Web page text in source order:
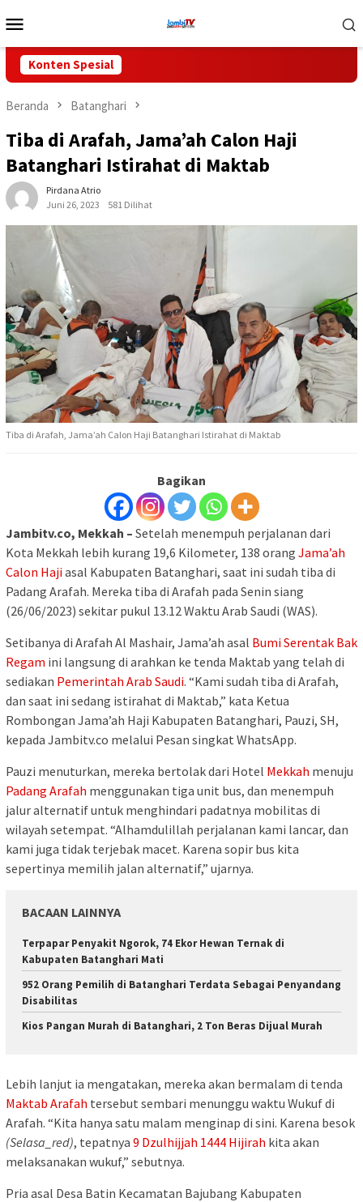
ke
Mobile
Konten Spesial
Beranda Batanghari
Tiba di Arafah, Jama’ah Calon Haji
Batanghari Istirahat di Maktab
Pirdana Atrio
Juni 26, 2023
581 Dilihat
Tiba di Arafah, Jama’ah Calon Haji Batanghari Istirahat di Maktab
Bagikan
Jambitv.co, Mekkah – Setelah menempuh perjalanan dari
Kota Mekkah lebih kurang 19,6 Kilometer, 138 orang Jama’ah
Calon Hajiasal Kabupaten Batanghari, saat ini sudah tiba di
Padang Arafah. Mereka tiba di Arafah pada Senin siang
(26/06/2023) sekitar pukul 13.12 Waktu Arab Saudi (WAS).
Setibanya di Arafah Al Mashair, Jama’ah asal Bumi Serentak Bak
Regam ini langsung di arahkan ke tenda Maktab yang telah di
sediakan Pemerintah Arab Saudi. “Kami sudah tiba di Arafah,
dan saat ini sedang istirahat di Maktab,” kata Ketua
Rombongan Jama’ah Haji Kabupaten Batanghari, Pauzi, SH,
kepada Jambitv.co melalui Pesan singkat WhatsApp.
Pauzi menuturkan, mereka bertolak dari Hotel Mekkah menuju
Padang Arafah menggunakan tiga unit bus, dan menempuh
jalur alternatif untuk menghindari padatnya mobilitas di
wilayah setempat. “Alhamdulillah perjalanan kami lancar, dan
kami juga tidak terjebak macet. Karena sopir bus kita
sepertinya memilih jalan alternatif,” ujarnya.
BACAAN LAINNYA
Terpapar Penyakit Ngorok, 74 Ekor Hewan Ternak di
Kabupaten Batanghari Mati
952 Orang Pemilih di Batanghari Terdata Sebagai Penyandang
Disabilitas
Kios Pangan Murah di Batanghari, 2 Ton Beras Dijual Murah
Lebih lanjut ia mengatakan, mereka akan bermalam di tenda
Maktab Arafah tersebut sembari menunggu waktu Wukuf di
Arafah. “Kita hanya satu malam menginap di sini. Karena besok
(Selasa_red), tepatnya 9 Dzulhijjah 1444 Hijirah kita akan
melaksanakan wukuf,” sebutnya.
Pria asal Desa Batin Kecamatan Bajubang Kabupaten